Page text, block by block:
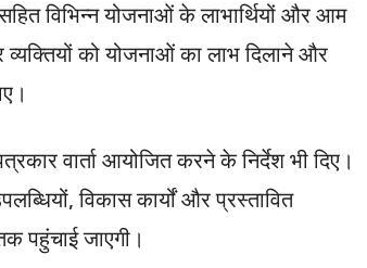
विभिन्न योजनाओं के लाभार्थियों और आम
व्यक्तियों को योजनाओं का लाभ दिलाने और
वार्ता आयोजित करने के निर्देश भी दिए।
विकास कार्यों और प्रस्तावित
पहुंचाई जाएगी।